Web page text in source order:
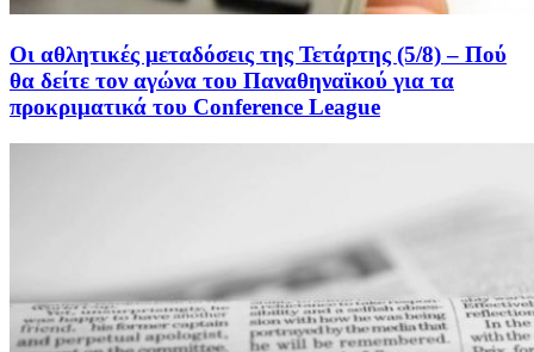
Οι αθλητικές μεταδόσεις της Τετάρτης (5/8) – Πού
θα δείτε τον αγώνα του Παναθηναϊκού για τα
προκριματικά του Conference League